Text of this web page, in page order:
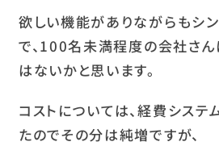
欲しい機能がありながらもシ
で、100名未満程度の会社さ
はないかと思います。
コストについては、経費シス
たのでその分は純増ですが、